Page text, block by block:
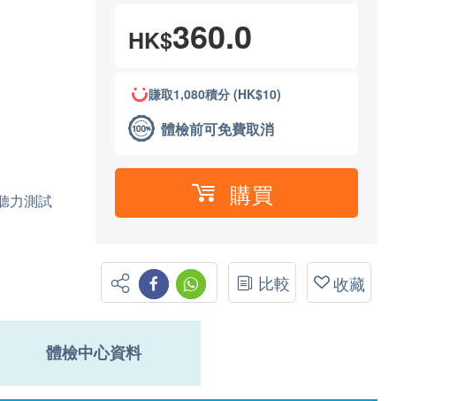
力測試
HK$360.0
賺取1,080積分 (HK$10)
體檢前可免費取消
購買
比較 收藏
體檢中心資料